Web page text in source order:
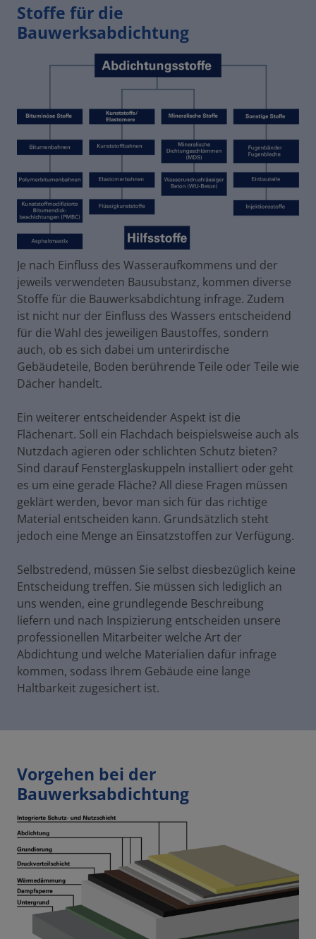
Stoffe für die
Bauwerksabdichtung
Je nach Einfluss des Wasseraufkommens und der
jeweils verwendeten Bausubstanz, kommen diverse
Stoffe für die Bauwerksabdichtung infrage. Zudem
ist nicht nur der Einfluss des Wassers entscheidend
für die Wahl des jeweiligen Baustoffes, sondern
auch, ob es sich dabei um unterirdische
Gebäudeteile, Boden berührende Teile oder Teile wie
Dächer handelt.
Ein weiterer entscheidender Aspekt ist die
Flächenart. Soll ein Flachdach beispielsweise auch als
Nutzdach agieren oder schlichten Schutz bieten?
Sind darauf Fensterglaskuppeln installiert oder geht
es um eine gerade Fläche? All diese Fragen müssen
geklärt werden, bevor man sich für das richtige
Material entscheiden kann. Grundsätzlich steht
jedoch eine Menge an Einsatzstoffen zur Verfügung.
Selbstredend, müssen Sie selbst diesbezüglich keine
Entscheidung treffen. Sie müssen sich lediglich an
uns wenden, eine grundlegende Beschreibung
liefern und nach Inspizierung entscheiden unsere
professionellen Mitarbeiter welche Art der
Abdichtung und welche Materialien dafür infrage
kommen, sodass Ihrem Gebäude eine lange
Haltbarkeit zugesichert ist.
Vorgehen bei der
Bauwerksabdichtung